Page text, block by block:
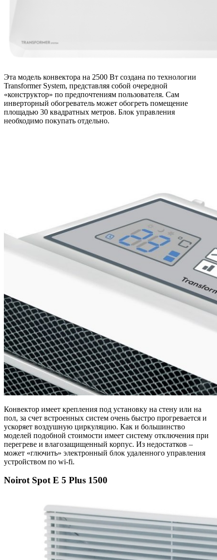
Эта модель конвектора на 2500 Вт создана по технологии
Transformer System, представляя собой очередной
«конструктор» по предпочтениям пользователя. Сам
инверторный обогреватель может обогреть помещение
площадью 30 квадратных метров. Блок управления
необходимо покупать отдельно.
Конвектор имеет крепления под установку на стену или на
пол, за счет встроенных систем очень быстро прогревается и
ускоряет воздушную циркуляцию. Как и большинство
моделей подобной стоимости имеет систему отключения при
перегреве и влагозащищенный корпус. Из недостатков –
может «глючить» электронный блок удаленного управления
устройством по wi-fi.
Noirot Spot E 5 Plus 1500